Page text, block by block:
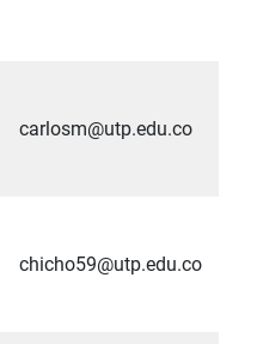
carlosm@utp.edu.co
chicho59@utp.edu.co